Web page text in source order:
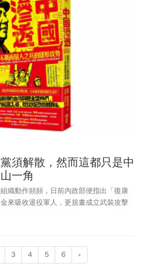
須解散，然而這都只是中
一角
織動作頻頻，日前內政部便指出「復康
來吸收退役軍人，更規畫成立武裝攻擊
聲請解散。同樣被點名解散的「中華統
地方鄉鎮人士、年輕人和學生、台灣的
政黨和團體、宮廟、保有中國血統的華
3 4 5 6 »